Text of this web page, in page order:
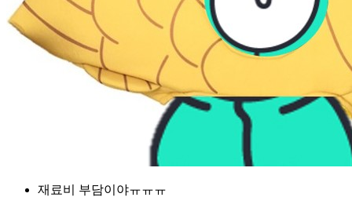
재료비 부담이야ㅠㅠㅠ